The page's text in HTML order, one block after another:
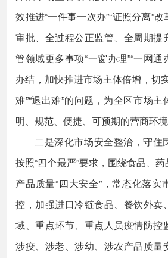
效推进“一件事一次办”“证照分离”
审批、全过程公正监管、全周期提
管领域更多事项“一窗办理”“一网通
办结，加快推进市场主体倍增，切
难”“退出难”的问题，为全区市场
明、规范、便捷、可预期的营商环境
二是深化市场安全整治，守住
按照“四个最严”要求，围绕食品、
产品质量“四大安全”，常态化落实
控，加强进口冷链食品、餐饮外卖
域、重点环节、重点人员疫情防控
涉疫、涉老、涉幼、涉农产品质量